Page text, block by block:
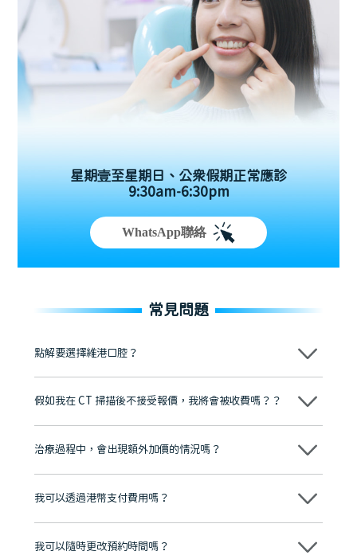
星期壹至星期日、公眾假期正常應診
9:30am-6:30pm
WhatsApp聯絡
常見問題
點解要選擇維港口腔？
維港口腔踐行「醫道濟世」的大學校訓，各分院匯聚來自香港、內地的
牌」、「2025香港企業領袖品牌」，是諾貝爾種植系統全球放心植牙中
至今已服務超過三十個國家和地區的顧客，受到粵港澳大灣區及周邊城
市市民極高的口碑評價及信任推薦 珠海、深圳設有八大分院，香港亦設
有咨詢及服務保障中心，有任何問題都可以隨時預約免費咨詢，讓人十
假如我在 CT 掃描後不接受報價，我將會被收費嗎？？
不會！只要未開始實際服務之前，你不會被收取任何費用。
治療過程中，會出現額外加價的情況嗎？
不會，治療前我們會詳細說明治療方案及對應的價錢，顧客同意並簽字
我可以透過港幣支付費用嗎？
可以。維港口腔會按照當日匯率轉算收取費用，而匯率會及時告知客人
我可以隨時更改預約時間嗎？